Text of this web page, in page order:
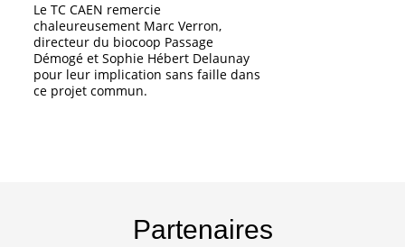
Le TC CAEN remercie
chaleureusement Marc Verron,
directeur du biocoop Passage
Démogé et Sophie Hébert Delaunay
pour leur implication sans faille dans
ce projet commun.
Partenaires